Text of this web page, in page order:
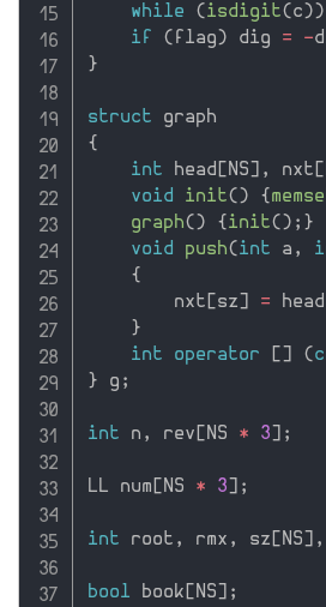
while
(isdigit(c))
if
( flag) dig = -
}
struct
{
int head [NS] , nxt [
void
init() {
graph() {init() ; }
void
push(int a ,
{
        nxt
[sz] = head
}
int
operator [] (
} g ;
int n , rev [NS * 3] ;
LL num [NS * 3] ;
int root , rmx , sz [NS] ,
bool book [NS] ;